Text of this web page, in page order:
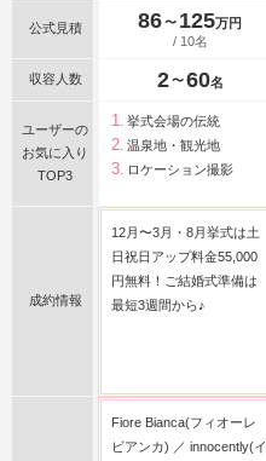
公式見積 86〜 125万円
/ 10名
収容人数 2 〜 60名
ユーザーの
お気に入り
TOP3
挙式会場の伝統
温泉地・観光地
ロケーション撮影
成約情報
12月〜3月・8月挙式は土
日祝日アップ料金55,000
円無料！ご結婚式準備は
最短3週間から♪
Fiore Bianca(フィオーレ
ビアンカ)
innocently(イ